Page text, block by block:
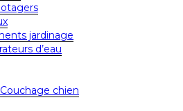
jardinage
d’eau
chien